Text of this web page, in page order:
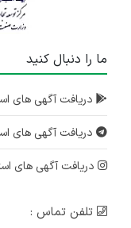
ما را دنبال کنید
دریافت آگهی های
دریافت آگهی های
دریافت آگهی های
تلفن تماس :